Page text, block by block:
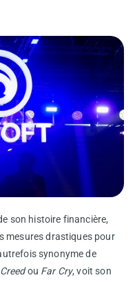
son histoire financière,
mesures drastiques pour
synonyme de
ou Far Cry, voit son